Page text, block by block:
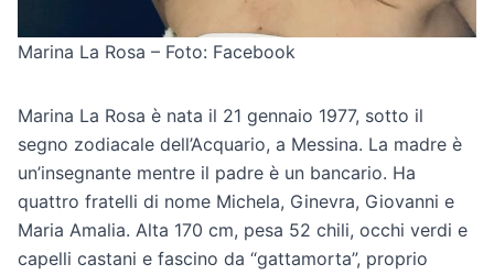
Marina La Rosa – Foto: Facebook
Marina La Rosa è nata il 21 gennaio 1977, sotto il
segno zodiacale dell’Acquario, a Messina. La madre è
un’insegnante mentre il padre è un bancario. Ha
quattro fratelli di nome Michela, Ginevra, Giovanni e
Maria Amalia. Alta 170 cm, pesa 52 chili, occhi verdi e
capelli castani e fascino da “gattamorta”, proprio